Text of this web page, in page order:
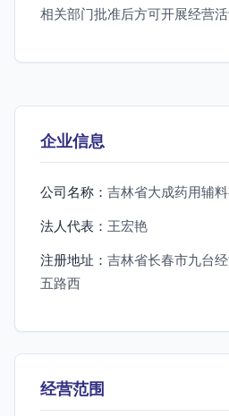
相关部门批准后方可开展经营活
企业信息
公司名称： 吉林省大成药用辅
法人代表： 王宏艳
注册地址： 吉林省长春市九台
五路西
经营范围